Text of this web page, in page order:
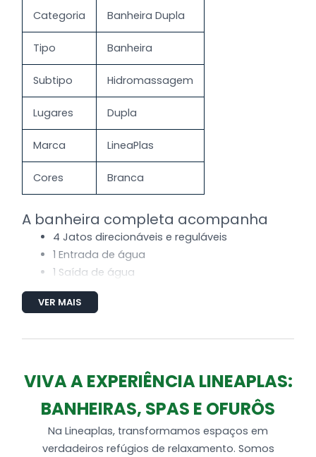
Categoria Banheira Dupla
Tipo Banheira
Subtipo Hidromassagem
Lugares Dupla
Marca LineaPlas
Cores Branca
A banheira completa acompanha
4 Jatos direcionáveis e reguláveis
1 Entrada de água
1 Saída de água
1 Sucção
1 Entrada de ar (Arejador)
1 MotoBomba de 1/2 cv auto-drenante
VER MAIS
VIVA A EXPERIÊNCIA LINEAPLAS:
BANHEIRAS, SPAS E OFURÔS
Na Lineaplas, transformamos espaços em
verdadeiros refúgios de relaxamento. Somos